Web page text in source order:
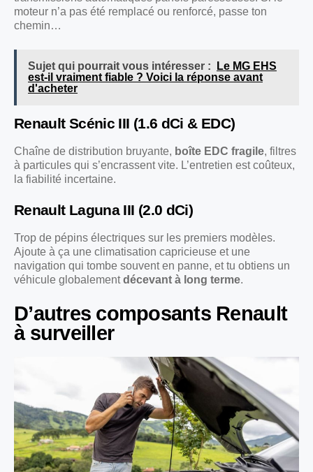
moteur n’a pas été remplacé ou renforcé, passe ton
chemin…
Sujet qui pourrait vous intéresser :
Le MG EHS
est-il vraiment fiable ? Voici la réponse avant
d'acheter
Renault Scénic III (1.6 dCi & EDC)
Chaîne de distribution bruyante, boîte EDC fragile, filtres
à particules qui s’encrassent vite. L’entretien est coûteux,
la fiabilité incertaine.
Renault Laguna III (2.0 dCi)
Trop de pépins électriques sur les premiers modèles.
Ajoute à ça une climatisation capricieuse et une
navigation qui tombe souvent en panne, et tu obtiens un
véhicule globalementdécevant à long terme.
D’autres composants Renault
à surveiller